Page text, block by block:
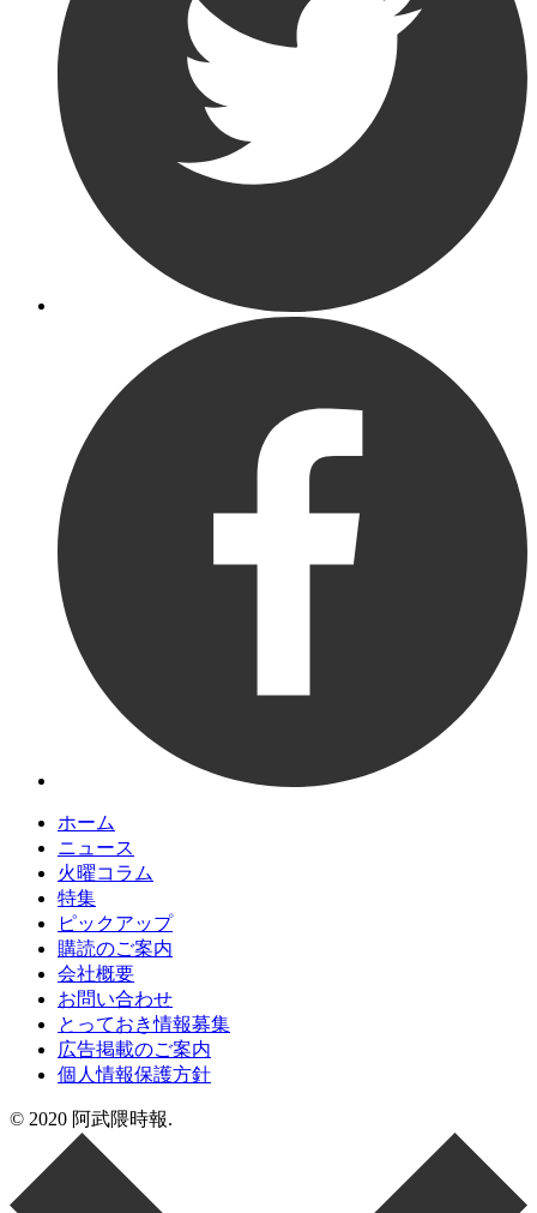
ホーム
ニュース
火曜コラム
特集
ピックアップ
購読のご案内
会社概要
お問い合わせ
とっておき情報募集
広告掲載のご案内
個人情報保護方針
© 2020 阿武隈時報.